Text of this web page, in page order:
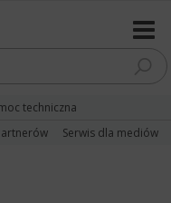
techniczna
Serwis dla mediów